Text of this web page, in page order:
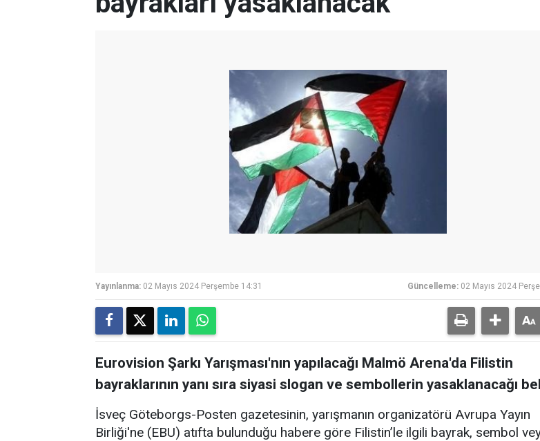
Yayınlanma: 02 Mayıs 2024 Perşembe 14:31 Güncelleme: 02 Mayıs 2024
Eurovision Şarkı Yarışması'nın yapılacağı Malmö Arena'da Filistin
bayraklarının yanı sıra siyasi slogan ve sembollerin yasaklanacağı
İsveç Göteborgs-Posten gazetesinin, yarışmanın organizatörü Avrupa Yayın
Birliği'ne (EBU) atıfta bulunduğu habere göre Filistin’le ilgili bayrak, sembol